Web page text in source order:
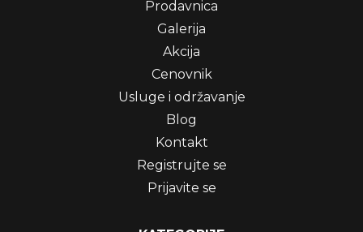
Prodavnica
Galerija
Akcija
Cenovnik
Usluge i održavanje
Blog
Kontakt
Registrujte se
Prijavite se